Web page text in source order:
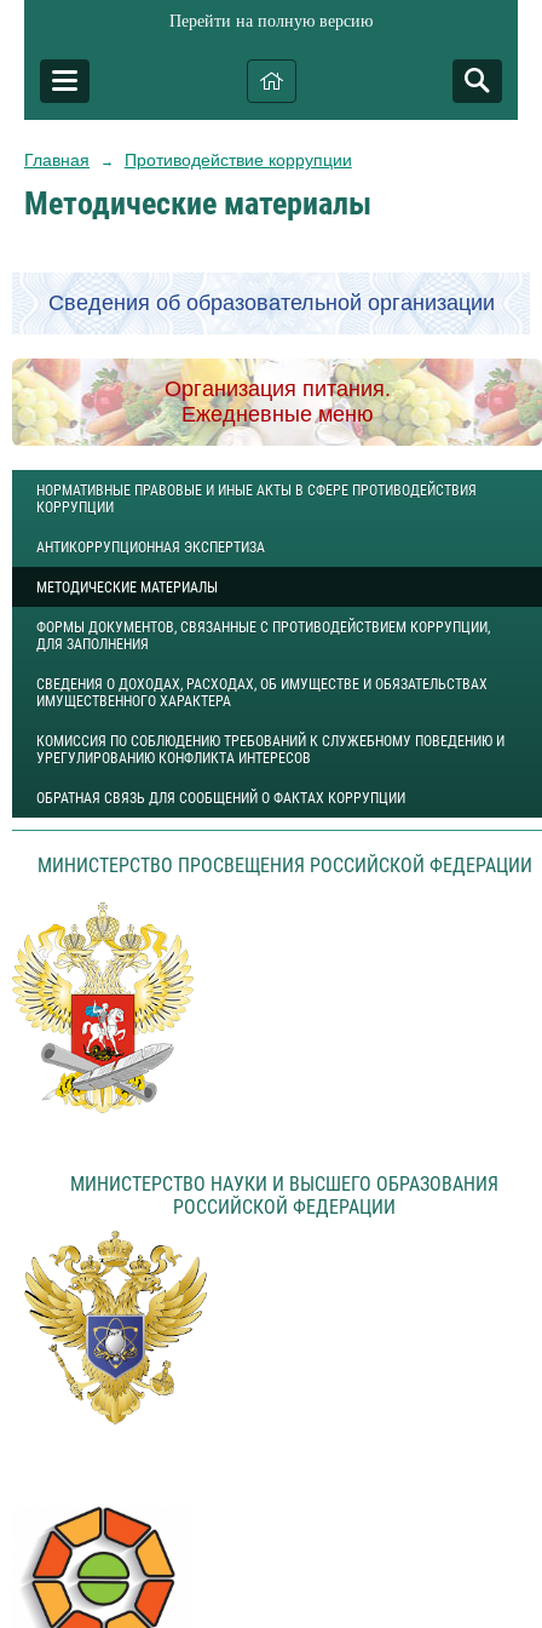
Перейти на полную версию
Главная → Противодействие коррупции
Методические материалы
Сведения об образовательной организации
Организация питания.
Ежедневные меню
НОРМАТИВНЫЕ ПРАВОВЫЕ И ИНЫЕ АКТЫ В СФЕРЕ ПРОТИВОДЕЙСТВИЯ
КОРРУПЦИИ
АНТИКОРРУПЦИОННАЯ ЭКСПЕРТИЗА
МЕТОДИЧЕСКИЕ МАТЕРИАЛЫ
ФОРМЫ ДОКУМЕНТОВ, СВЯЗАННЫЕ С ПРОТИВОДЕЙСТВИЕМ КОРРУПЦИИ,
ДЛЯ ЗАПОЛНЕНИЯ
СВЕДЕНИЯ О ДОХОДАХ, РАСХОДАХ, ОБ ИМУЩЕСТВЕ И ОБЯЗАТЕЛЬСТВАХ
ИМУЩЕСТВЕННОГО ХАРАКТЕРА
КОМИССИЯ ПО СОБЛЮДЕНИЮ ТРЕБОВАНИЙ К СЛУЖЕБНОМУ ПОВЕДЕНИЮ И
УРЕГУЛИРОВАНИЮ КОНФЛИКТА ИНТЕРЕСОВ
ОБРАТНАЯ СВЯЗЬ ДЛЯ СООБЩЕНИЙ О ФАКТАХ КОРРУПЦИИ
МИНИСТЕРСТВО ПРОСВЕЩЕНИЯ РОССИЙСКОЙ ФЕДЕРАЦИИ
МИНИСТЕРСТВО НАУКИ И ВЫСШЕГО ОБРАЗОВАНИЯ
РОССИЙСКОЙ ФЕДЕРАЦИИ